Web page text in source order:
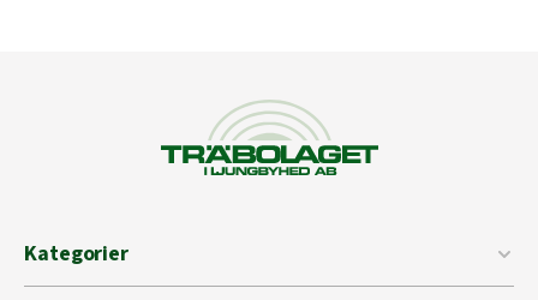
Kategorier